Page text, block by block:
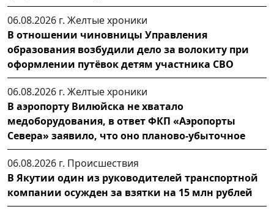
06.08.2026 г. Желтые хроники
В отношении чиновницы Управления
образования возбудили дело за волокиту при
оформлении путёвок детям участника СВО
06.08.2026 г. Желтые хроники
В аэропорту Вилюйска не хватало
медоборудования, в ответ ФКП «Аэропорты
Севера» заявило, что оно планово-убыточное
06.08.2026 г. Происшествия
В Якутии один из руководителей транспортной
компании осужден за взятки на 15 млн рублей